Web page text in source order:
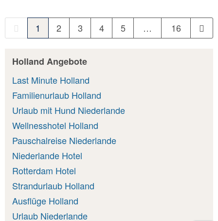
1 2 3 4 5 … 16
Holland Angebote
Last Minute Holland
Familienurlaub Holland
Urlaub mit Hund Niederlande
Wellnesshotel Holland
Pauschalreise Niederlande
Niederlande Hotel
Rotterdam Hotel
Strandurlaub Holland
Ausflüge Holland
Urlaub Niederlande